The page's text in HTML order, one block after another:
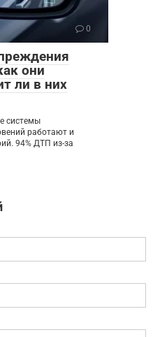
0
они
ли в них
системы
работают и
94% ДТП из-за